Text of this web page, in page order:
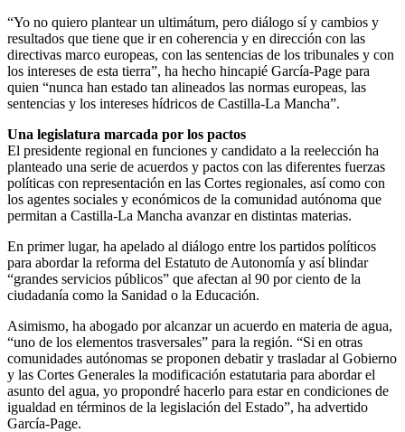
“Yo no quiero plantear un ultimátum, pero diálogo sí y cambios y
resultados que tiene que ir en coherencia y en dirección con las
directivas marco europeas, con las sentencias de los tribunales y con
los intereses de esta tierra”, ha hecho hincapié García-Page para
quien “nunca han estado tan alineados las normas europeas, las
sentencias y los intereses hídricos de Castilla-La Mancha”.
Una legislatura marcada por los pactos
El presidente regional en funciones y candidato a la reelección ha
planteado una serie de acuerdos y pactos con las diferentes fuerzas
políticas con representación en las Cortes regionales, así como con
los agentes sociales y económicos de la comunidad autónoma que
permitan a Castilla-La Mancha avanzar en distintas materias.
En primer lugar, ha apelado al diálogo entre los partidos políticos
para abordar la reforma del Estatuto de Autonomía y así blindar
“grandes servicios públicos” que afectan al 90 por ciento de la
ciudadanía como la Sanidad o la Educación.
Asimismo, ha abogado por alcanzar un acuerdo en materia de agua,
“uno de los elementos trasversales” para la región. “Si en otras
comunidades autónomas se proponen debatir y trasladar al Gobierno
y las Cortes Generales la modificación estatutaria para abordar el
asunto del agua, yo propondré hacerlo para estar en condiciones de
igualdad en términos de la legislación del Estado”, ha advertido
García-Page.